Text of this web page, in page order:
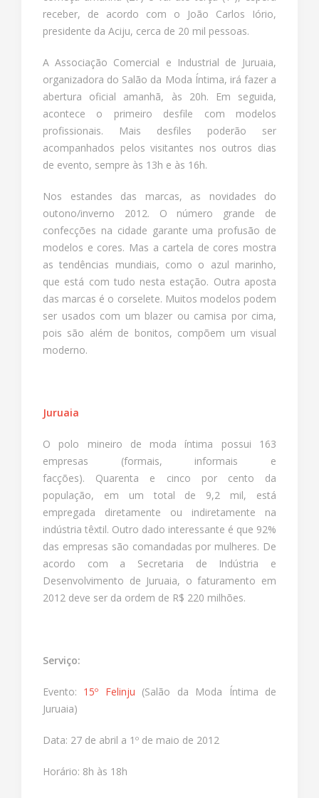
receber, de acordo com o João Carlos Iório,
presidente da Aciju, cerca de 20 mil pessoas.
A Associação Comercial e Industrial de Juruaia,
organizadora do Salão da Moda Íntima, irá fazer a
abertura oficial amanhã, às 20h. Em seguida,
acontece o primeiro desfile com modelos
profissionais. Mais desfiles poderão ser
acompanhados pelos visitantes nos outros dias
de evento, sempre às 13h e às 16h.
Nos estandes das marcas, as novidades do
outono/inverno 2012. O número grande de
confecções na cidade garante uma profusão de
modelos e cores. Mas a cartela de cores mostra
as tendências mundiais, como o azul marinho,
que está com tudo nesta estação. Outra aposta
das marcas é o corselete. Muitos modelos podem
ser usados com um blazer ou camisa por cima,
pois são além de bonitos, compõem um visual
moderno.
Juruaia
O polo mineiro de moda íntima possui 163
empresas (formais, informais e
facções). Quarenta e cinco por cento da
população, em um total de 9,2 mil, está
empregada diretamente ou indiretamente na
indústria têxtil. Outro dado interessante é que 92%
das empresas são comandadas por mulheres. De
acordo com a Secretaria de Indústria e
Desenvolvimento de Juruaia, o faturamento em
2012 deve ser da ordem de R$ 220 milhões.
Serviço:
Evento: 15º Felinju (Salão da Moda Íntima de
Juruaia)
Data: 27 de abril a 1º de maio de 2012
Horário: 8h às 18h